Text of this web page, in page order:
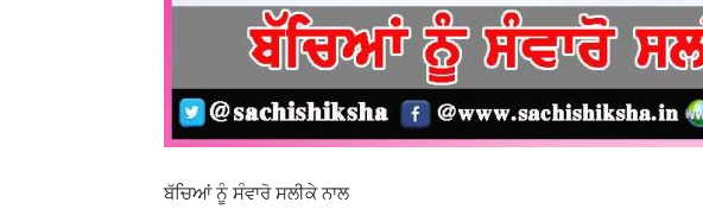
ਬੱਚਿਆਂ ਨੂੰ ਸੰਵਾਰੋ ਸਲੀਕੇ ਨਾਲ